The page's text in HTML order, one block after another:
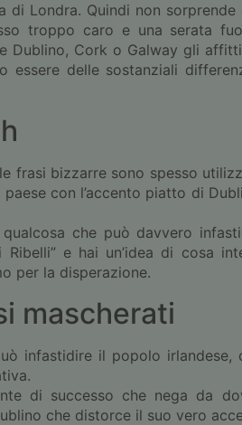
di Londra. Quindi non
troppo caro e una serata
Dublino, Cork o Galway gli
essere delle sostanziali
frasi bizzarre sono spesso
con l’accento piatto di
che può davvero
Ribelli” e hai un’idea di cosa
per la disperazione.
mascherati
infastidire il popolo
di successo che nega da
che distorce il suo vero